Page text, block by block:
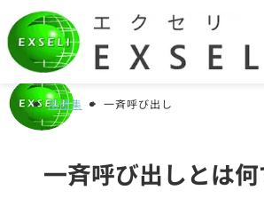
用語集 一斉呼び出し
一斉呼び出しとは何